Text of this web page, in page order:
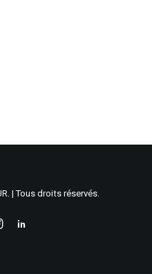
| Tous droits réservés.